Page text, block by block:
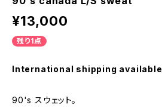
¥13,000
残り1点
International shipping available
90's スウェット。